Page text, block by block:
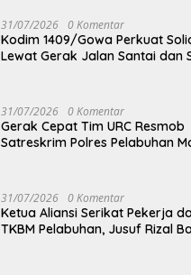
31/07/2026 0 Komentar
Kodim 1409/Gowa Perkuat
Lewat Gerak Jalan Santai dan
31/07/2026 0 Komentar
Gerak Cepat Tim URC Resmob
Satreskrim Polres Pelabuhan
31/07/2026 0 Komentar
Ketua Aliansi Serikat Pekerja
TKBM Pelabuhan, Jusuf Rizal